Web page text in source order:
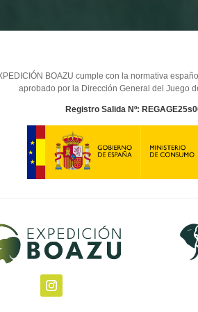
BOAZU cumple con la normativa
aprobado por la Dirección General del Juego
Registro Salida Nº: